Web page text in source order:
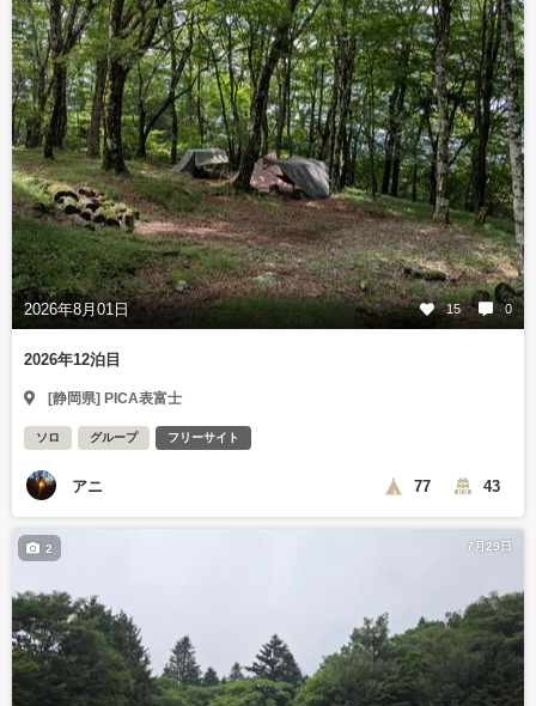
2026年8月01日 15 0
2026年12泊目
[静岡県] PICA表富士
ソロ グループ フリーサイト
アニ 77 43
7月29日
2